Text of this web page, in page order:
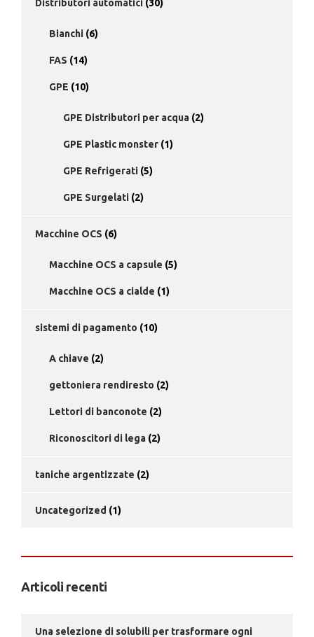
Distributori automatici (30)
Bianchi (6)
FAS (14)
GPE (10)
GPE Distributori per acqua (2)
GPE Plastic monster (1)
GPE Refrigerati (5)
GPE Surgelati (2)
Macchine OCS (6)
Macchine OCS a capsule (5)
Macchine OCS a cialde (1)
sistemi di pagamento (10)
A chiave (2)
gettoniera rendiresto (2)
Lettori di banconote (2)
Riconoscitori di lega (2)
taniche argentizzate (2)
Uncategorized (1)
Articoli recenti
Una selezione di solubili per trasformare ogni